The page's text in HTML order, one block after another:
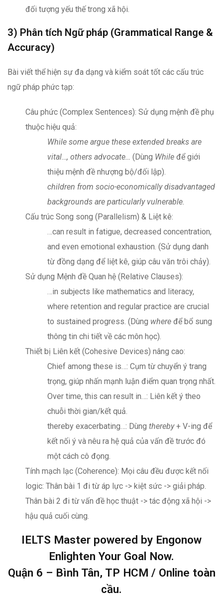
đối tượng yếu thế trong xã hội.
3) Phân tích Ngữ pháp (Grammatical Range &
Accuracy)
Bài viết thể hiện sự đa dạng và kiểm soát tốt các cấu trúc
ngữ pháp phức tạp:
Câu phức (Complex Sentences): Sử dụng mệnh đề phụ
thuộc hiệu quả:
While some argue these extended breaks are
vital…, others advocate… (Dùng While để giới
thiệu mệnh đề nhượng bộ/đối lập).
children from socio-economically disadvantaged
backgrounds are particularly vulnerable.
Cấu trúc Song song (Parallelism) & Liệt kê:
…can result in fatigue, decreased concentration,
and even emotional exhaustion. (Sử dụng danh
từ đồng dạng để liệt kê, giúp câu văn trôi chảy).
Sử dụng Mệnh đề Quan hệ (Relative Clauses):
…in subjects like mathematics and literacy,
where retention and regular practice are crucial
to sustained progress. (Dùng where để bổ sung
thông tin chi tiết về các môn học).
Thiết bị Liên kết (Cohesive Devices) nâng cao:
Chief among these is…: Cụm từ chuyển ý trang
trọng, giúp nhấn mạnh luận điểm quan trọng nhất.
Over time, this can result in…: Liên kết ý theo
chuỗi thời gian/kết quả.
thereby exacerbating…: Dùng thereby+ V-ing để
kết nối ý và nêu ra hệ quả của vấn đề trước đó
một cách cô đọng.
Tính mạch lạc (Coherence): Mọi câu đều được kết nối
logic: Thân bài 1 đi từ áp lực -> kiệt sức -> giải pháp.
Thân bài 2 đi từ vấn đề học thuật -> tác động xã hội ->
hậu quả cuối cùng.
IELTS Master powered by Engonow
Enlighten Your Goal Now.
Quận 6 – Bình Tân, TP HCM / Online toàn
cầu.